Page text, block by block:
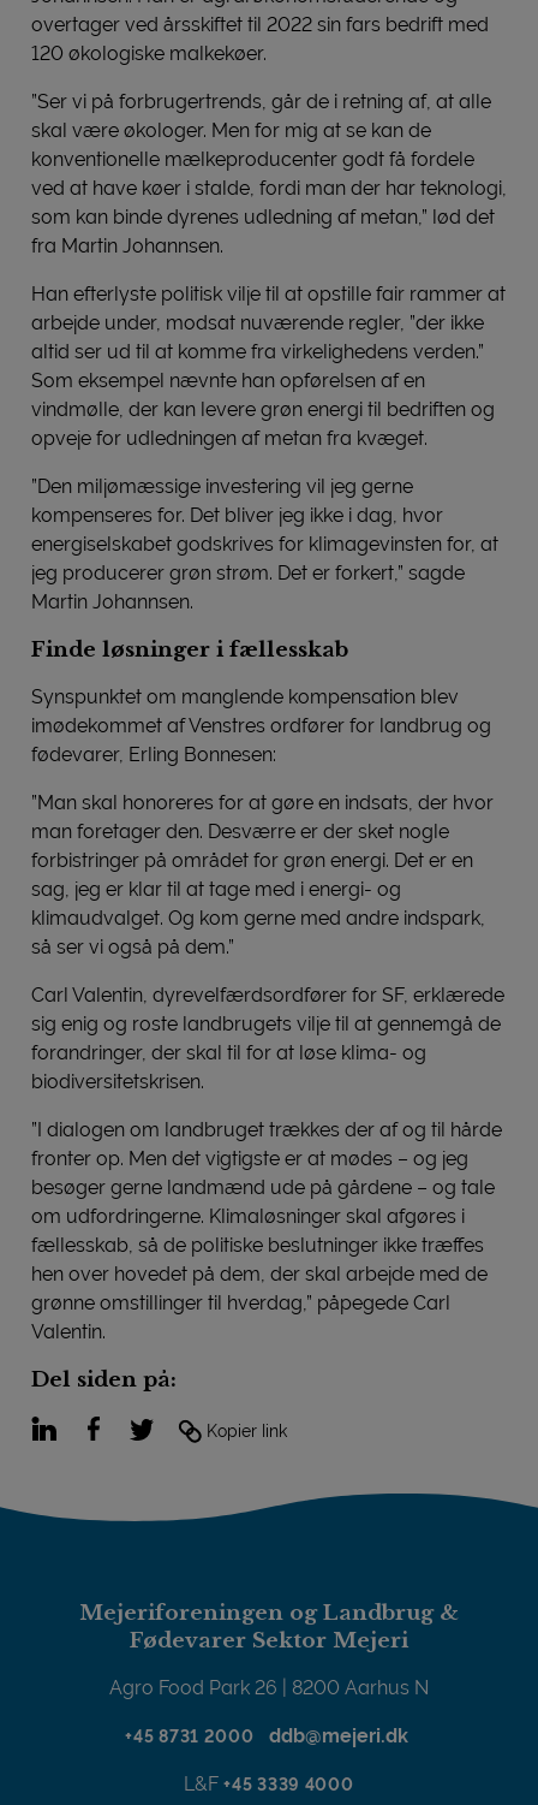
overtager ved årsskiftet til 2022 sin fars bedrift med
120 økologiske malkekøer.
”Ser vi på forbrugertrends, går de i retning af, at alle
skal være økologer. Men for mig at se kan de
konventionelle mælkeproducenter godt få fordele
ved at have køer i stalde, fordi man der har teknologi,
som kan binde dyrenes udledning af metan,” lød det
fra Martin Johannsen.
Han efterlyste politisk vilje til at opstille fair rammer at
arbejde under, modsat nuværende regler, ”der ikke
altid ser ud til at komme fra virkelighedens verden.”
Som eksempel nævnte han opførelsen af en
vindmølle, der kan levere grøn energi til bedriften og
opveje for udledningen af metan fra kvæget.
”Den miljømæssige investering vil jeg gerne
kompenseres for. Det bliver jeg ikke i dag, hvor
energiselskabet godskrives for klimagevinsten for, at
jeg producerer grøn strøm. Det er forkert,” sagde
Martin Johannsen.
Finde løsninger i fællesskab
Synspunktet om manglende kompensation blev
imødekommet af Venstres ordfører for landbrug og
fødevarer, Erling Bonnesen:
”Man skal honoreres for at gøre en indsats, der hvor
man foretager den. Desværre er der sket nogle
forbistringer på området for grøn energi. Det er en
sag, jeg er klar til at tage med i energi- og
klimaudvalget. Og kom gerne med andre indspark,
så ser vi også på dem.”
Carl Valentin, dyrevelfærdsordfører for SF, erklærede
sig enig og roste landbrugets vilje til at gennemgå de
forandringer, der skal til for at løse klima- og
biodiversitetskrisen.
”I dialogen om landbruget trækkes der af og til hårde
fronter op. Men det vigtigste er at mødes – og jeg
besøger gerne landmænd ude på gårdene – og tale
om udfordringerne. Klimaløsninger skal afgøres i
fællesskab, så de politiske beslutninger ikke træffes
hen over hovedet på dem, der skal arbejde med de
grønne omstillinger til hverdag,” påpegede Carl
Valentin.
Del siden på:
LinkedInFacebook
TwitterKopier link
Mejeriforeningen og Landbrug &
Fødevarer Sektor Mejeri
Agro Food Park 26 | 8200 Aarhus N
+45 8731 2000 ddb@mejeri.dk
L&F+45 3339 4000